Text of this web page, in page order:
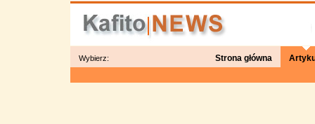
Wybierz: Strona główna